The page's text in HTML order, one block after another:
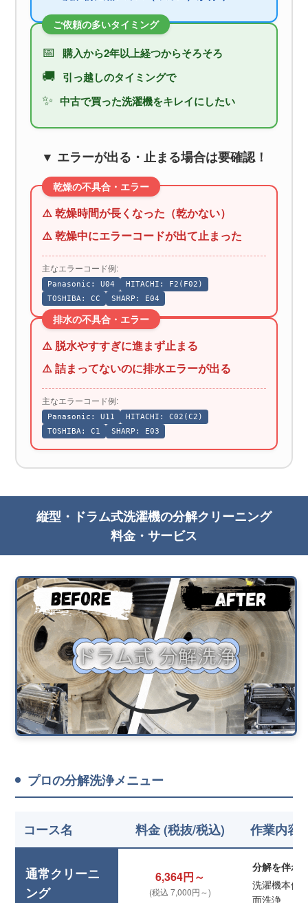
ご依頼の多いタイミング
📅 購入から2年以上経つからそろそろ
🚚 引っ越しのタイミングで
✨ 中古で買った洗濯機をキレイにしたい
▼ エラーが出る・止まる場合は要確認！
乾燥の不具合・エラー
⚠️ 乾燥時間が長くなった（乾かない）
⚠️ 乾燥中にエラーコードが出て止まった
主なエラーコード例:
Panasonic: U04
HITACHI: F2(F02)
TOSHIBA: CC
SHARP: E04
排水の不具合・エラー
⚠️ 脱水やすすぎに進まず止まる
⚠️ 詰まってないのに排水エラーが出る
主なエラーコード例:
Panasonic: U11
HITACHI: C02(C2)
TOSHIBA: C1
SHARP: E03
縦型・ドラム式洗濯機の分解クリーニング
料金・サービス
プロの分解洗浄メニュー
コース名 料金 (税抜/税込) 作業内容
通常クリーニ
ング
6,364円～
(税込 7,000円～)
分解を伴わ
洗濯機本体
面洗浄